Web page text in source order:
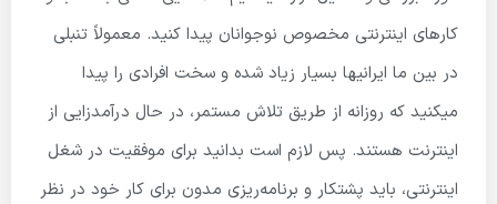
کارهای اینترنتی مخصوص نوجوانان پیدا کنید. معمولاً تنبلی
در بین ما ایرانی­ها بسیار زیاد شده و سخت افرادی را پیدا
میکنید که روزانه از طریق تلاش مستمر، در حال درآمدزایی از
اینترنت هستند. پس لازم است بدانید برای موفقیت در شغل
اینترنتی، باید پشتکار و برنامه‌ریزی مدون برای کار خود در نظر